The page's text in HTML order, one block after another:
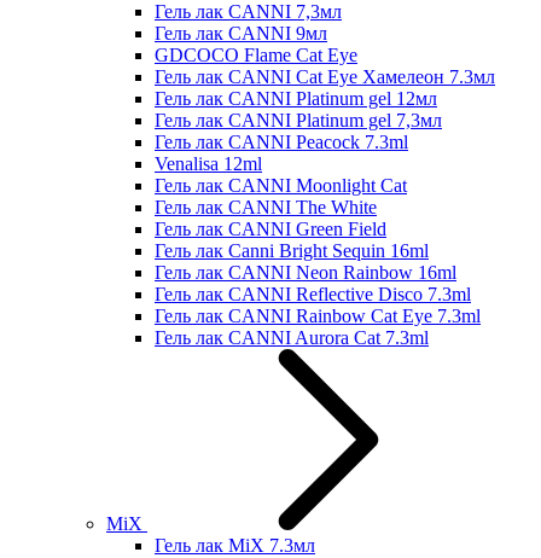
Гель лак CANNI 7,3мл
Гель лак CANNI 9мл
GDCOCO Flame Cat Eye
Гель лак CANNI Cat Eye Хамелеон 7.3мл
Гель лак CANNI Platinum gel 12мл
Гель лак CANNI Platinum gel 7,3мл
Гель лак CANNI Peacock 7.3ml
Venalisa 12ml
Гель лак CANNI Moonlight Cat
Гель лак CANNI The White
Гель лак CANNI Green Field
Гель лак Canni Bright Sequin 16ml
Гель лак CANNI Neon Rainbow 16ml
Гель лак CANNI Reflective Disco 7.3ml
Гель лак CANNI Rainbow Cat Eye 7.3ml
Гель лак CANNI Aurora Cat 7.3ml
MiX
Гель лак MiX 7.3мл